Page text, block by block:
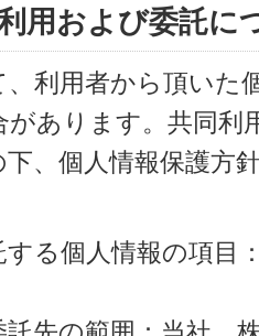
用および委託に
利用者から頂いた
があります。共同利
、個人情報保護方
る個人情報の項目